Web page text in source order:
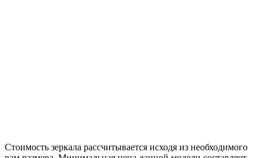
Стоимость зеркала рассчитывается исходя из необходимого